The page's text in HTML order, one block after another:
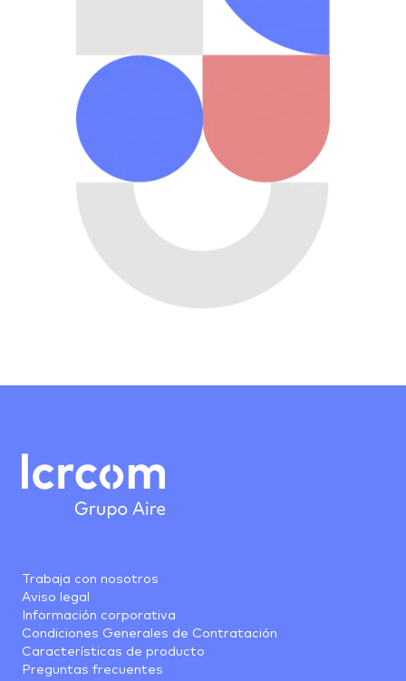
Trabaja con nosotros
Aviso legal
Información corporativa
Condiciones Generales de Contratación
Características de producto
Preguntas frecuentes